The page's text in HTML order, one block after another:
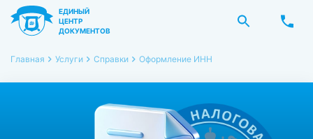
ЕДИНЫЙ
ЦЕНТР
ДОКУМЕНТОВ
Главная Услуги Справки Оформление ИНН